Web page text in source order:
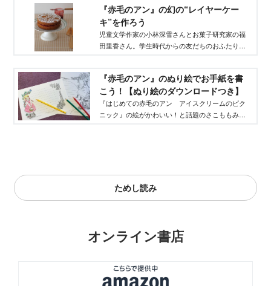
りはじめて日本語で読めるようになった『赤毛の
アン』（原作：L.M.モンゴメリ）。訳は新しいほ
うがいいといわれるなか、その翻訳が変わらず愛
され続けている理由を考えます。
『赤毛のアン』の幻の“レイヤーケー
キ”を作ろう
児童文学作家の小林深雪さんとお菓子研究家の福
田里香さん。学生時代からの友だちのおふたりが
話から、あのケーキです。
『赤毛のアン』のぬり絵でお手紙を書
こう！【ぬり絵のダウンロードつき】
『はじめての赤毛のアン アイスクリームのピク
ニック』の絵がかわいい！と話題のさこももみさ
ためし読み
オンライン書店